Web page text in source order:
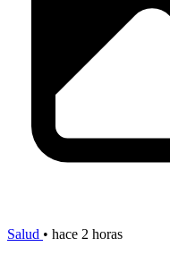
Salud • hace 2 horas